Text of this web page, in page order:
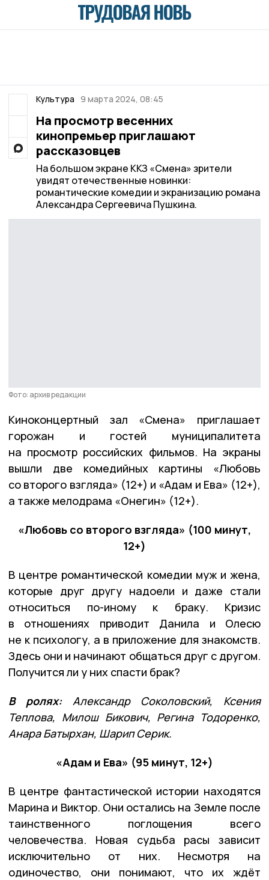
Культура 9 марта 2024, 08:45
На просмотр весенних
кинопремьер приглашают
рассказовцев
На большом экране ККЗ «Смена» зрители
увидят отечественные новинки:
романтические комедии и экранизацию романа
Александра Сергеевича Пушкина.
Фото: архив редакции
Киноконцертный зал «Смена» приглашает
горожан и гостей муниципалитета
на просмотр российских фильмов. На экраны
вышли две комедийных картины «Любовь
со второго взгляда» (12+) и «Адам и Ева» (12+),
а также мелодрама «Онегин» (12+).
«Любовь со второго взгляда» (100 минут,
12+)
В центре романтической комедии муж и жена,
которые друг другу надоели и даже стали
относиться по-иному к браку. Кризис
в отношениях приводит Данила и Олесю
не к психологу, а в приложение для знакомств.
Здесь они и начинают общаться друг с другом.
Получится ли у них спасти брак?
В ролях:Александр Соколовский, Ксения
Теплова, Милош Бикович, Регина Тодоренко,
Анара Батырхан, Шарип Серик.
«Адам и Ева» (95 минут, 12+)
В центре фантастической истории находятся
Марина и Виктор. Они остались на Земле после
таинственного поглощения всего
человечества. Новая судьба расы зависит
исключительно от них. Несмотря на
одиночество, они понимают, что их ждёт